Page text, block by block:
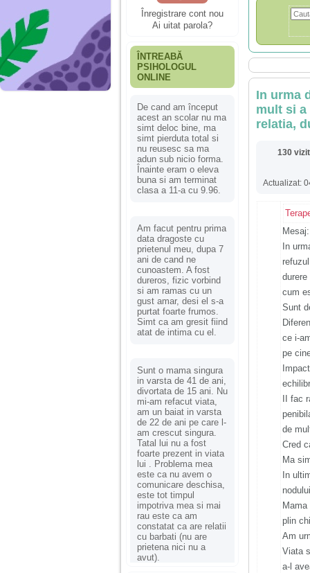
Înregistrare cont nou
Ai uitat parola?
ÎNTREABĂ
PSIHOLOGUL
ONLINE
De cand am început
acest an scolar nu ma
simt deloc bine, ma
simt pierduta total si
nu reusesc sa ma
adun sub nicio forma.
Înainte eram o eleva
buna si am terminat
clasa a 11-a cu 9.96.
Am facut pentru prima
data dragoste cu
prietenul meu, dupa 7
ani de cand ne
cunoastem. A fost
dureros, fizic vorbind
si am ramas cu un
gust amar, desi el s-a
purtat foarte frumos.
Simt ca am gresit fiind
atat de intima cu el.
Sunt o mama singura
in varsta de 41 de ani,
divortata de 15 ani. Nu
mi-am refacut viata,
am un baiat in varsta
de 22 de ani pe care l-
am crescut singura.
Tatal lui nu a fost
foarte prezent in viata
lui . Problema mea
este ca nu avem o
comunicare deschisa,
este tot timpul
impotriva mea si mai
rau este ca am
constatat ca are relatii
cu barbati (nu are
prietena nici nu a
avut).
In urma
mult si a
relatia,
130
Actualizat:
Mesaj:
In
cum
Sunt
ce i-
pe
II fac
de
Cred
Ma
In
plin
Am
Viata
a-l